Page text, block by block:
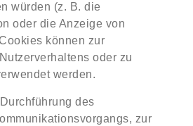
würden (z. B. die
oder die Anzeige von
können zur
oder zu
werden.
des
zur